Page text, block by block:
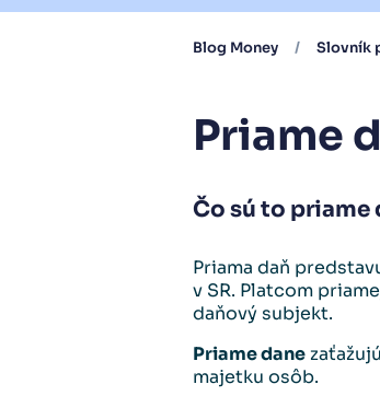
Blog Money / Slovník
Priame
Čo sú to priame
Priama daň
v SR. Platcom
daňový subjekt.
Priame dane
majetku osôb.